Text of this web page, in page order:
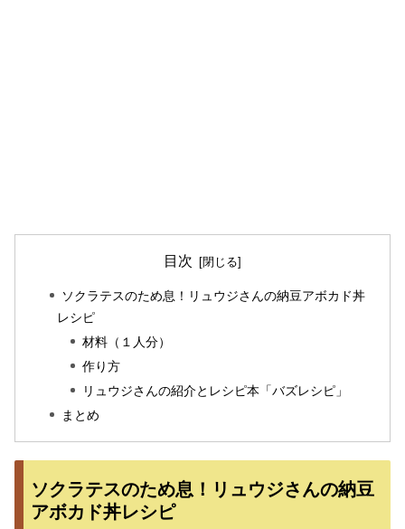
目次
ソクラテスのため息！リュウジさんの納豆アボカド丼
レシピ
材料（１人分）
作り方
リュウジさんの紹介とレシピ本「バズレシピ」
まとめ
ソクラテスのため息！リュウジさんの納豆
アボカド丼レシピ